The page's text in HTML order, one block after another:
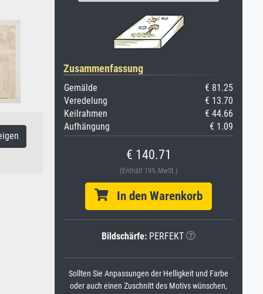
Zusammenfassung
Gemälde
€ 81.25
Veredelung
€ 13.70
Keilrahmen
€ 44.66
Aufhängung
€ 1.09
€ 140.71
(Enthält 19% MwSt.)
In den Warenkorb
Bildschärfe: PERFEKT
Sollten Sie Anpassungen der Helligkeit und Farbe
oder auch einen Zuschnitt des Motivs wünschen,